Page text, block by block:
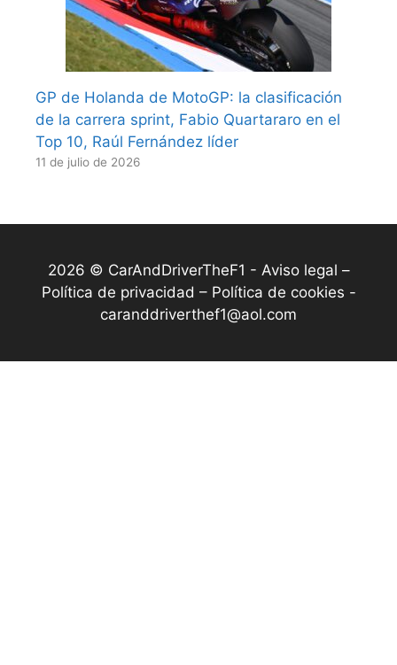
GP de Holanda de MotoGP: la clasificación
de la carrera sprint, Fabio Quartararo en el
Top 10, Raúl Fernández líder
11 de julio de 2026
2026 © CarAndDriverTheF1 - Aviso legal –
Política de privacidad – Política de cookies -
caranddriverthef1@aol.com